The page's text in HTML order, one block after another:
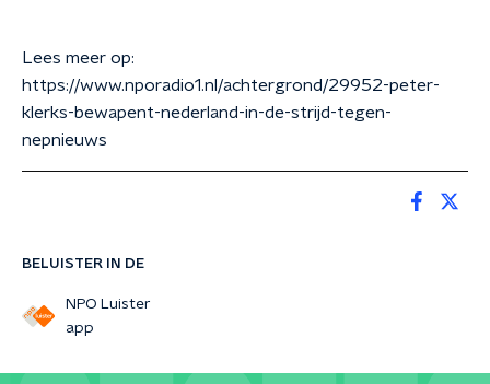
BELUISTER IN DE
NPO Luister
app
Lees meer op:
https://www.nporadio1.nl/achtergrond/29952-peter-
klerks-bewapent-nederland-in-de-strijd-tegen-
nepnieuws